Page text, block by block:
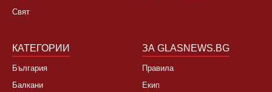
Свят
КАТЕГОРИИ
България
Балкани
ЗА GLASNEWS.BG
Правила
Екип